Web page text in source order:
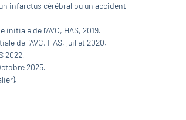
infarctus cérébral ou un accident
de l’AVC, HAS, 2019.
de l’AVC, HAS, juillet 2020.
2022.
2025.